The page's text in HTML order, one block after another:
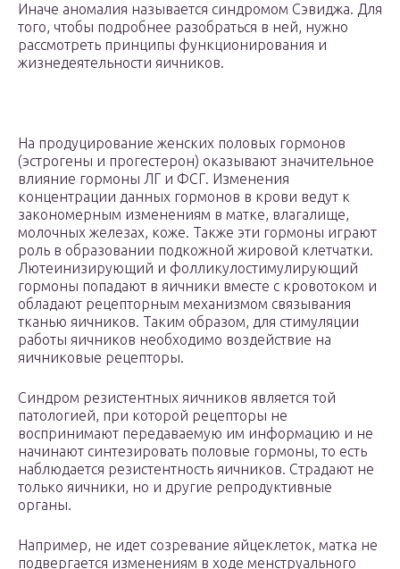
Иначе аномалия называется синдромом Сэвиджа. Для
того, чтобы подробнее разобраться в ней, нужно
рассмотреть принципы функционирования и
жизнедеятельности яичников.
На продуцирование женских половых гормонов
(эстрогены и прогестерон) оказывают значительное
влияние гормоны ЛГ и ФСГ. Изменения
концентрации данных гормонов в крови ведут к
закономерным изменениям в матке, влагалище,
молочных железах, коже. Также эти гормоны играют
роль в образовании подкожной жировой клетчатки.
Лютеинизирующий и фолликулостимулирующий
гормоны попадают в яичники вместе с кровотоком и
обладают рецепторным механизмом связывания
тканью яичников. Таким образом, для стимуляции
работы яичников необходимо воздействие на
яичниковые рецепторы.
Синдром резистентных яичников является той
патологией, при которой рецепторы не
воспринимают передаваемую им информацию и не
начинают синтезировать половые гормоны, то есть
наблюдается резистентность яичников. Страдают не
только яичники, но и другие репродуктивные
органы.
Например, не идет созревание яйцеклеток, матка не
подвергается изменениям в ходе менструального